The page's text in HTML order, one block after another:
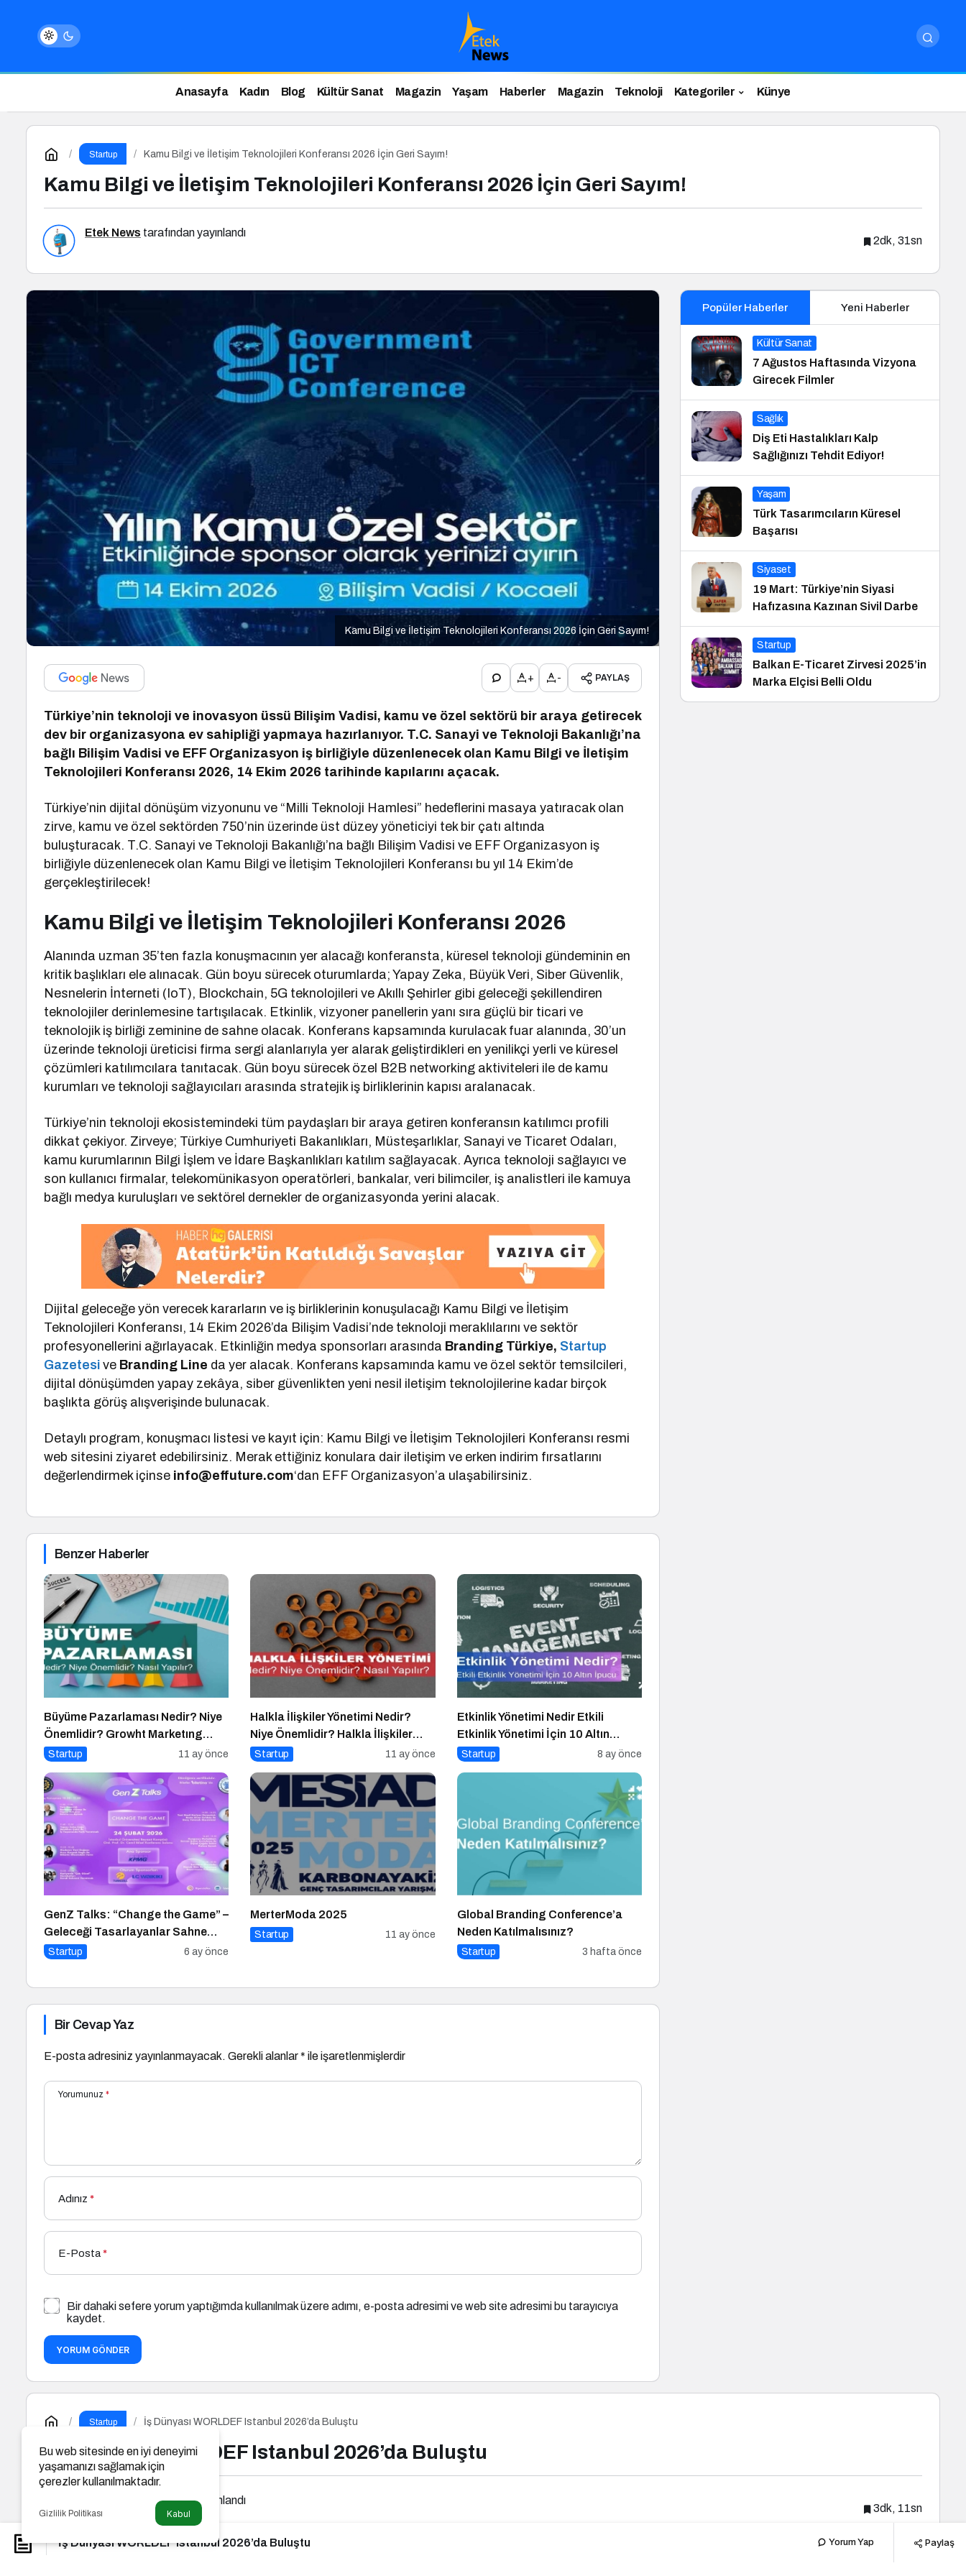
Anasayfa Kadın Blog Kültür Sanat Magazin Yaşam Haberler Magazin Teknoloji Kategoriler Künye
Startup Kamu Bilgi ve İletişim Teknolojileri Konferansı 2026 İçin Geri Sayım!
Kamu Bilgi ve İletişim Teknolojileri Konferansı 2026 İçin Geri Sayım!
Etek News tarafından yayınlandı
2dk, 31sn
Kamu Bilgi ve İletişim Teknolojileri Konferansı 2026 İçin Geri Sayım!
+ - PAYLAŞ
Türkiye’nin teknoloji ve inovasyon üssü Bilişim Vadisi, kamu ve özel sektörü bir araya getirecek
dev bir organizasyona ev sahipliği yapmaya hazırlanıyor. T.C. Sanayi ve Teknoloji Bakanlığı’na
bağlı Bilişim Vadisi ve EFF Organizasyon iş birliğiyle düzenlenecek olan Kamu Bilgi ve İletişim
Teknolojileri Konferansı 2026, 14 Ekim 2026 tarihinde kapılarını açacak.
Türkiye’nin dijital dönüşüm vizyonunu ve “Milli Teknoloji Hamlesi” hedeflerini masaya yatıracak olan
zirve, kamu ve özel sektörden 750’nin üzerinde üst düzey yöneticiyi tek bir çatı altında
buluşturacak. T.C. Sanayi ve Teknoloji Bakanlığı’na bağlı Bilişim Vadisi ve EFF Organizasyon iş
birliğiyle düzenlenecek olan Kamu Bilgi ve İletişim Teknolojileri Konferansı bu yıl 14 Ekim’de
gerçekleştirilecek!
Kamu Bilgi ve İletişim Teknolojileri Konferansı 2026
Alanında uzman 35’ten fazla konuşmacının yer alacağı konferansta, küresel teknoloji gündeminin en
kritik başlıkları ele alınacak. Gün boyu sürecek oturumlarda; Yapay Zeka, Büyük Veri, Siber Güvenlik,
Nesnelerin İnterneti (IoT), Blockchain, 5G teknolojileri ve Akıllı Şehirler gibi geleceği şekillendiren
teknolojiler derinlemesine tartışılacak. Etkinlik, vizyoner panellerin yanı sıra güçlü bir ticari ve
teknolojik iş birliği zeminine de sahne olacak. Konferans kapsamında kurulacak fuar alanında, 30’un
üzerinde teknoloji üreticisi firma sergi alanlarıyla yer alarak geliştirdikleri en yenilikçi yerli ve küresel
çözümleri katılımcılara tanıtacak. Gün boyu sürecek özel B2B networking aktiviteleri ile de kamu
kurumları ve teknoloji sağlayıcıları arasında stratejik iş birliklerinin kapısı aralanacak.
Türkiye’nin teknoloji ekosistemindeki tüm paydaşları bir araya getiren konferansın katılımcı profili
dikkat çekiyor. Zirveye; Türkiye Cumhuriyeti Bakanlıkları, Müsteşarlıklar, Sanayi ve Ticaret Odaları,
kamu kurumlarının Bilgi İşlem ve İdare Başkanlıkları katılım sağlayacak. Ayrıca teknoloji sağlayıcı ve
son kullanıcı firmalar, telekomünikasyon operatörleri, bankalar, veri bilimciler, iş analistleri ile kamuya
bağlı medya kuruluşları ve sektörel dernekler de organizasyonda yerini alacak.
Dijital geleceğe yön verecek kararların ve iş birliklerinin konuşulacağı Kamu Bilgi ve İletişim
Teknolojileri Konferansı, 14 Ekim 2026’da Bilişim Vadisi’nde teknoloji meraklılarını ve sektör
profesyonellerini ağırlayacak. Etkinliğin medya sponsorları arasında Branding Türkiye, Startup
Gazetesi ve Branding Line da yer alacak. Konferans kapsamında kamu ve özel sektör temsilcileri,
dijital dönüşümden yapay zekâya, siber güvenlikten yeni nesil iletişim teknolojilerine kadar birçok
başlıkta görüş alışverişinde bulunacak.
Detaylı program, konuşmacı listesi ve kayıt için: Kamu Bilgi ve İletişim Teknolojileri Konferansı resmi
web sitesini ziyaret edebilirsiniz. Merak ettiğiniz konulara dair iletişim ve erken indirim fırsatlarını
değerlendirmek içinse info@effuture.com‘dan EFF Organizasyon’a ulaşabilirsiniz.
Benzer Haberler
Büyüme Pazarlaması Nedir? Niye
Önemlidir? Growht Marketıng
Nasıl Yapılır?
Startup 11 ay önce
Halkla İlişkiler Yönetimi Nedir?
Niye Önemlidir? Halkla İlişkiler
Yönetimi Nasıl Yapılır?
Startup 11 ay önce
Etkinlik Yönetimi Nedir Etkili
Etkinlik Yönetimi İçin 10 Altın
İpucu
Startup 8 ay önce
GenZ Talks: “Change the Game” –
Geleceği Tasarlayanlar Sahne
Alıyor!
Startup 6 ay önce
MerterModa 2025
Startup 11 ay önce
Global Branding Conference’a
Neden Katılmalısınız?
Startup 3 hafta önce
Bir Cevap Yaz
E-posta adresiniz yayınlanmayacak. Gerekli alanlar* ile işaretlenmişlerdir
Yorumunuz *
Adınız *
E-Posta*
Bir dahaki sefere yorum yaptığımda kullanılmak üzere adımı, e-posta adresimi ve web site adresimi bu tarayıcıya
kaydet.
YORUM GÖNDER
Popüler Haberler Yeni Haberler
Kültür Sanat
7 Ağustos Haftasında Vizyona
Girecek Filmler
Sağlık
Diş Eti Hastalıkları Kalp
Sağlığınızı Tehdit Ediyor!
Yaşam
Türk Tasarımcıların Küresel
Başarısı
Siyaset
19 Mart: Türkiye’nin Siyasi
Hafızasına Kazınan Sivil Darbe
Startup
Balkan E-Ticaret Zirvesi 2025’in
Marka Elçisi Belli Oldu
Startup İş Dünyası WORLDEF Istanbul 2026’da Buluştu
İş Dünyası WORLDEF Istanbul 2026’da Buluştu
tarafından yayınlandı
3dk, 11sn
İş Dünyası WORLDEF Istanbul 2026’da Buluştu Yorum Yap Paylaş
Bu web sitesinde en iyi deneyimi
yaşamanızı sağlamak için
çerezler kullanılmaktadır.
Gizlilik Politikası Kabul